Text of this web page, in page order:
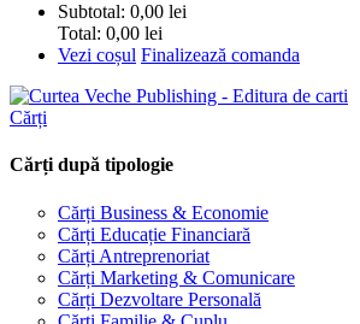
Subtotal: 0,00 lei
Total: 0,00 lei
Vezi coșul Finalizează comanda
Cărți
Cărți după tipologie
Cărți Business & Economie
Cărți Educație Financiară
Cărți Antreprenoriat
Cărți Marketing & Comunicare
Cărți Dezvoltare Personală